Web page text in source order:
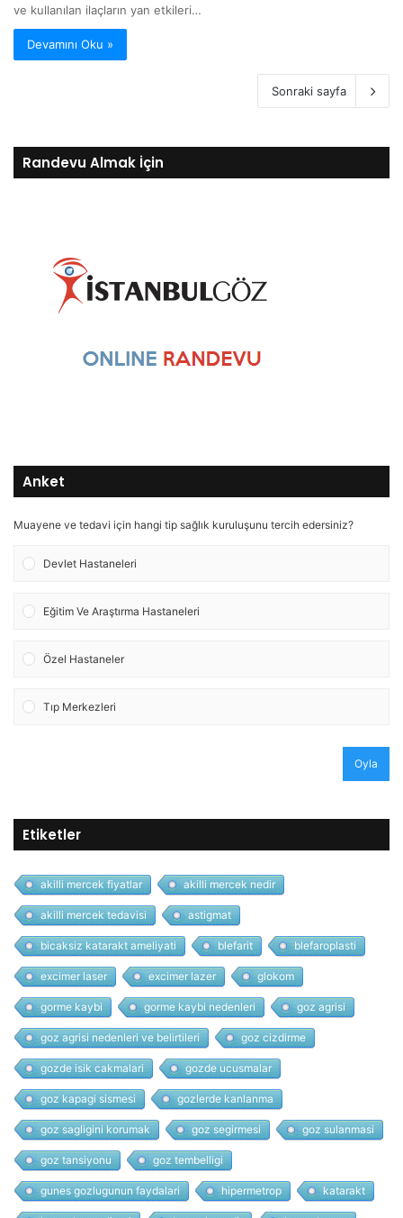
ve kullanılan ilaçların yan etkileri…
Devamını Oku »
Sonraki sayfa
Randevu Almak İçin
Anket
Muayene ve tedavi için hangi tip sağlık kuruluşunu tercih edersiniz?
Devlet Hastaneleri
Eğitim Ve Araştırma Hastaneleri
Özel Hastaneler
Tıp Merkezleri
Oyla
Etiketler
akilli mercek fiyatlar akilli mercek nedir
akilli mercek tedavisi astigmat
bicaksiz katarakt ameliyati blefarit blefaroplasti
excimer laser excimer lazer glokom
gorme kaybi gorme kaybi nedenleri goz agrisi
goz agrisi nedenleri ve belirtileri goz cizdirme
gozde isik cakmalari gozde ucusmalar
goz kapagi sismesi gozlerde kanlanma
goz sagligini korumak goz segirmesi goz sulanmasi
goz tansiyonu goz tembelligi
gunes gozlugunun faydalari hipermetrop katarakt